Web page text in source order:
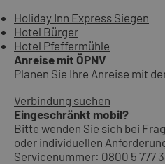
Holiday Inn Express Siegen
Hotel Bürger
Hotel Pfeffermühle
Anreise mit ÖPNV
Planen Sie Ihre Anreise mit
Verbindung suchen
Eingeschränkt mobil?
Bitte wenden Sie sich bei
oder individuellen
Servicenummer: 0800 5 777